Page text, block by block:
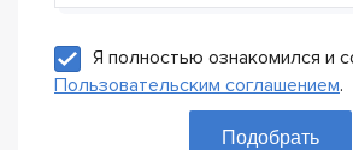
Я полностью ознакомился и
Пользовательским соглашением.
Подобрать